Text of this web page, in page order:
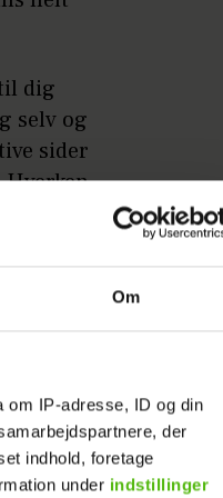
Om
om IP-adresse, ID og din
der
indhold, foretage
under indstillinger
dig
selv og
sider
klar,
være